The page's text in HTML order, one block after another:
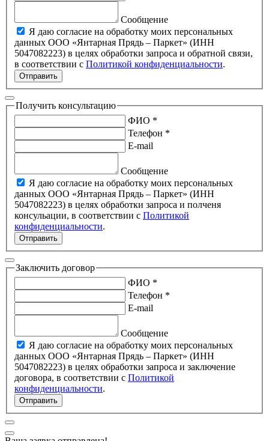
Сообщение
Я даю согласие на обработку моих персональных
данных ООО «Янтарная Прядь – Паркет» (ИНН
5047082223) в целях обработки запроса и обратной связи,
в соответствии с Политикой конфиденциальности.
Отправить
Получить консультацию
ФИО *
Телефон *
E-mail
Сообщение
Я даю согласие на обработку моих персональных
данных ООО «Янтарная Прядь – Паркет» (ИНН
5047082223) в целях обработки запроса и полченя
консульации, в соответствии с Политикой
конфиденциальности.
Отправить
Заключить договор
ФИО *
Телефон *
E-mail
Сообщение
Я даю согласие на обработку моих персональных
данных ООО «Янтарная Прядь – Паркет» (ИНН
5047082223) в целях обработки запроса и заключение
договора, в соответствии с Политикой
конфиденциальности.
Отправить